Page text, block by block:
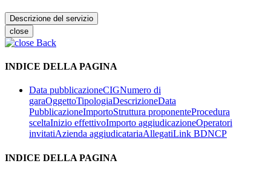
Descrizione del servizio
close
Back
INDICE DELLA PAGINA
Data pubblicazioneCIGNumero di
garaOggettoTipologiaDescrizioneData
PubblicazioneImportoStruttura proponenteProcedura
sceltaInizio effettivoImporto aggiudicazioneOperatori
invitatiAzienda aggiudicatariaAllegatiLink BDNCP
INDICE DELLA PAGINA